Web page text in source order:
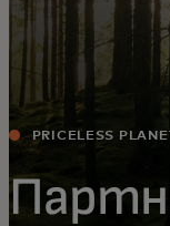
Новини и
PRICELESS